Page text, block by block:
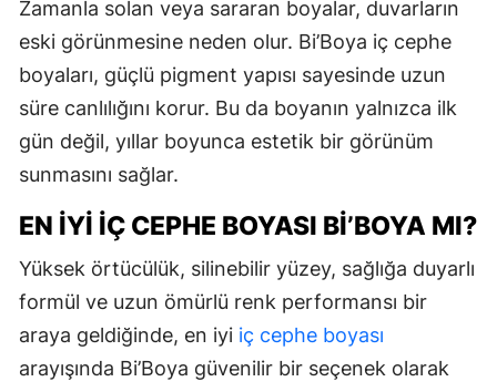
Zamanla solan veya sararan boyalar, duvarların
eski görünmesine neden olur. Bi’Boya iç cephe
boyaları, güçlü pigment yapısı sayesinde uzun
süre canlılığını korur. Bu da boyanın yalnızca ilk
gün değil, yıllar boyunca estetik bir görünüm
sunmasını sağlar.
EN İYI İÇ CEPHE BOYASI BI’BOYA MI?
Yüksek örtücülük, silinebilir yüzey, sağlığa duyarlı
formül ve uzun ömürlü renk performansı bir
araya geldiğinde, en iyi iç cephe boyası
arayışında Bi’Boya güvenilir bir seçenek olarak